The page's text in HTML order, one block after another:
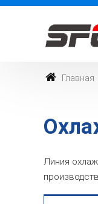
Главная
Линия